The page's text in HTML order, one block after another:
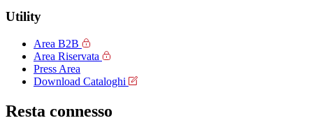
Utility
Area B2B
Area Riservata
Press Area
Download Cataloghi
Resta connesso